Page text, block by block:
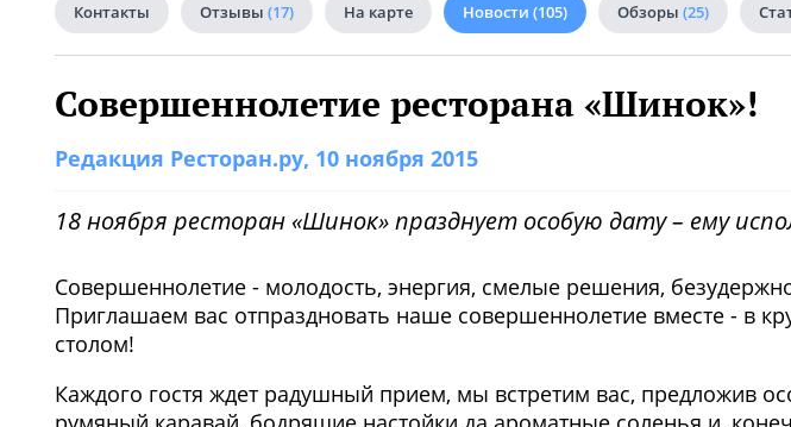
Контакты Отзывы (17) На карте Новости (105) Обзоры (25)
Совершеннолетие ресторана «Шинок»!
Редакция Ресторан.ру, 10 ноября 2015
18 ноября ресторан «Шинок» празднует особую дату – ему
Совершеннолетие - молодость, энергия, смелые решения,
Приглашаем вас отпраздновать наше совершеннолетие вместе - в
столом!
Каждого гостя ждет радушный прием, мы встретим вас, предложив